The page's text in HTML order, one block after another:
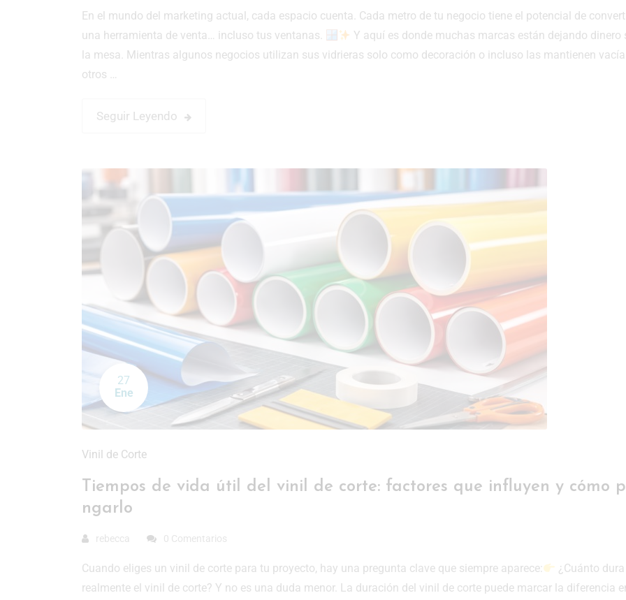
En el mundo del marketing actual, cada espacio cuenta. Cada metro de tu negocio tiene el potencial de
una herramienta de venta… incluso tus ventanas.
Y aquí es donde muchas marcas están dejando dinero
la mesa. Mientras algunos negocios utilizan sus vidrieras solo como decoración o incluso las mantienen
otros …
Seguir Leyendo
27
Ene
Vinil de Corte
Tiempos de vida útil del vinil de corte: factores que influyen y cómo
ngarlo
rebecca 0 Comentarios
Cuando eliges un vinil de corte para tu proyecto, hay una pregunta clave que siempre aparece:
¿Cuánto dura
realmente el vinil de corte? Y no es una duda menor. La duración del vinil de corte puede marcar la diferencia